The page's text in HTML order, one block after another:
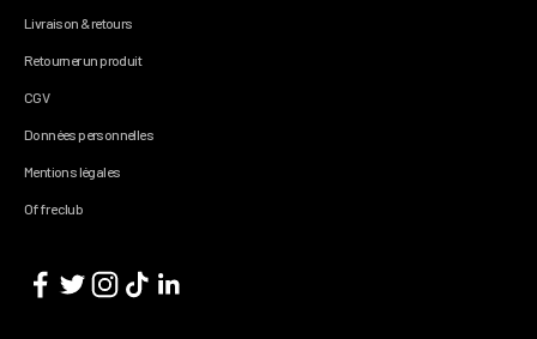
Livraison & retours
Retourner un produit
CGV
Données personnelles
Mentions légales
Offre club